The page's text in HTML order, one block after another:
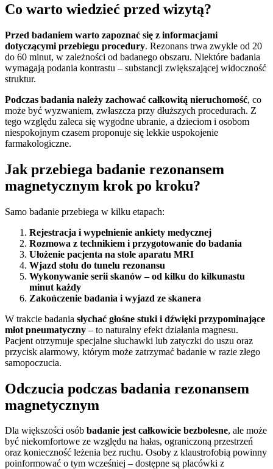
Co warto wiedzieć przed wizytą?
Przed badaniem warto zapoznać się z informacjami
dotyczącymi przebiegu procedury. Rezonans trwa zwykle od 20
do 60 minut, w zależności od badanego obszaru. Niektóre badania
wymagają podania kontrastu – substancji zwiększającej widoczność
struktur.
Podczas badania należy zachować całkowitą nieruchomość, co
może być wyzwaniem, zwłaszcza przy dłuższych procedurach. Z
tego względu zaleca się wygodne ubranie, a dzieciom i osobom
niespokojnym czasem proponuje się lekkie uspokojenie
farmakologiczne.
Jak przebiega badanie rezonansem
magnetycznym krok po kroku?
Samo badanie przebiega w kilku etapach:
Rejestracja i wypełnienie ankiety medycznej
Rozmowa z technikiem i przygotowanie do badania
Ułożenie pacjenta na stole aparatu MRI
Wjazd stołu do tunelu rezonansu
Wykonywanie serii skanów – od kilku do kilkunastu
minut każdy
Zakończenie badania i wyjazd ze skanera
W trakcie badania słychać głośne stuki i dźwięki przypominające
młot pneumatyczny – to naturalny efekt działania magnesu.
Pacjent otrzymuje specjalne słuchawki lub zatyczki do uszu oraz
przycisk alarmowy, którym może zatrzymać badanie w razie złego
samopoczucia.
Odczucia podczas badania rezonansem
magnetycznym
Dla większości osób badanie jest całkowicie bezbolesne, ale może
być niekomfortowe ze względu na hałas, ograniczoną przestrzeń
oraz konieczność leżenia bez ruchu. Osoby z klaustrofobią powinny
poinformować o tym wcześniej – dostępne są placówki z